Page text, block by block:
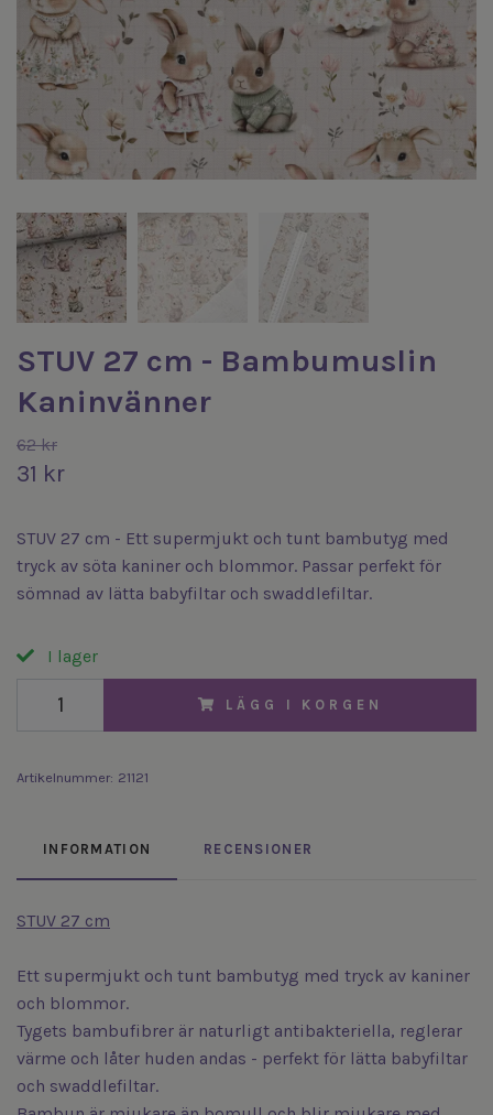
STUV 27 cm - Bambumuslin
Kaninvänner
62 kr
31 kr
STUV 27 cm - Ett supermjukt och tunt bambutyg med
tryck av söta kaniner och blommor. Passar perfekt för
sömnad av lätta babyfiltar och swaddlefiltar.
I lager
LÄGG I KORGEN
Artikelnummer: 21121
INFORMATION RECENSIONER
STUV 27 cm
Ett supermjukt och tunt bambutyg med tryck av kaniner
och blommor.
Tygets bambufibrer är naturligt antibakteriella, reglerar
värme och låter huden andas - perfekt för lätta babyfiltar
och swaddlefiltar.